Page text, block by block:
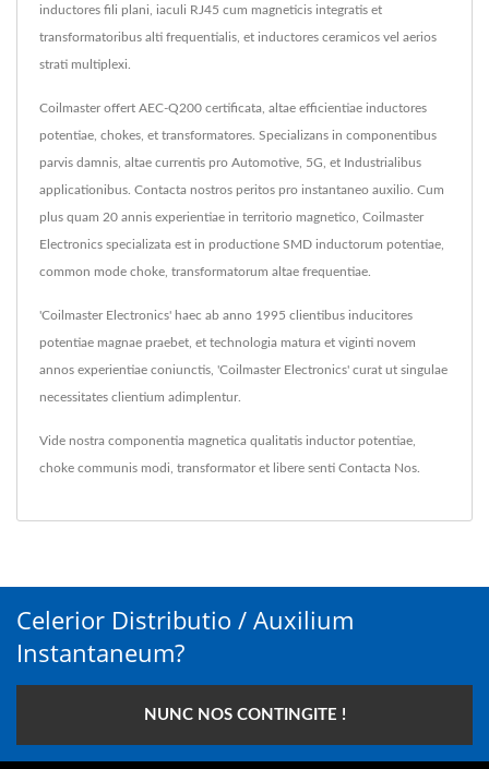
inductores fili plani, iaculi RJ45 cum magneticis integratis et
transformatoribus alti frequentialis, et inductores ceramicos vel aerios
strati multiplexi.
Coilmaster offert AEC-Q200 certificata, altae efficientiae inductores
potentiae, chokes, et transformatores. Specializans in componentibus
parvis damnis, altae currentis pro Automotive, 5G, et Industrialibus
applicationibus. Contacta nostros peritos pro instantaneo auxilio. Cum
plus quam 20 annis experientiae in territorio magnetico, Coilmaster
Electronics specializata est in productione SMD inductorum potentiae,
common mode choke, transformatorum altae frequentiae.
'Coilmaster Electronics' haec ab anno 1995 clientibus inducitores
potentiae magnae praebet, et technologia matura et viginti novem
annos experientiae coniunctis, 'Coilmaster Electronics' curat ut singulae
necessitates clientium adimplentur.
Vide nostra componentia magnetica qualitatis inductor potentiae
choke communis modi transformatoret libere senti Contacta Nos
Celerior Distributio / Auxilium
Instantaneum?
NUNC NOS CONTINGITE !